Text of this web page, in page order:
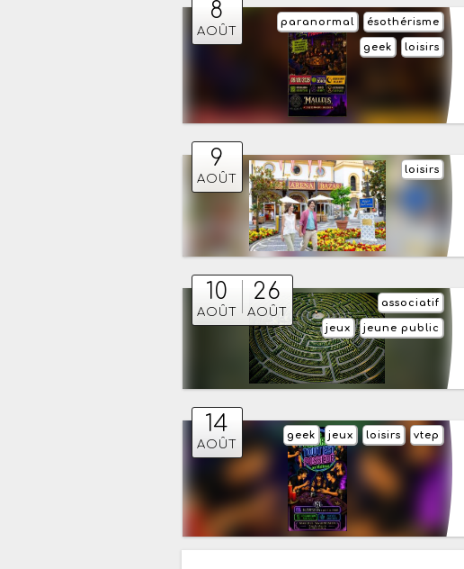
8
AOÛT
ésothérisme
paranormal
loisirs
geek
9
AOÛT
loisirs
10
AOÛT
26
AOÛT
associatif
jeune public
jeux
14
AOÛT
vtep
loisirs
jeux
geek